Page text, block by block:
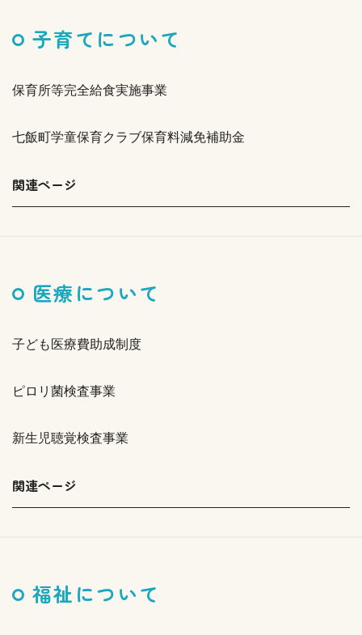
子育てについて
保育所等完全給食実施事業
七飯町学童保育クラブ保育料減免補助金
関連ページ
医療について
子ども医療費助成制度
ピロリ菌検査事業
新生児聴覚検査事業
関連ページ
福祉について